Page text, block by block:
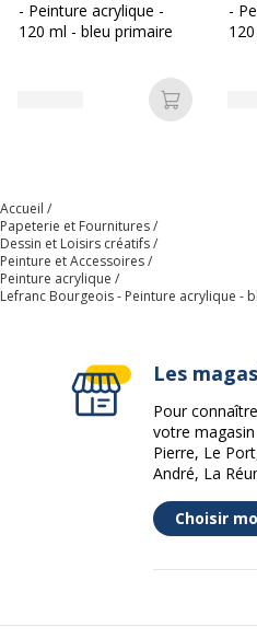
Données d'identification
Données d'identification
Marque
Référence produit fabricant
- Peinture acrylique -
120 ml - bleu primaire
Ajouter
-
Accueil
Papeterie et Fournitures
Dessin et Loisirs créatifs
Peinture et Accessoires
Peinture acrylique
Lefranc Bourgeois - Peinture acrylique -
Les
Pour
votre
Pierre, Le
André, La
Choisir